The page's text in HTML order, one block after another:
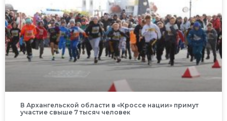
В Архангельской области в «Кроссе нации» примут
участие свыше 7 тысяч человек